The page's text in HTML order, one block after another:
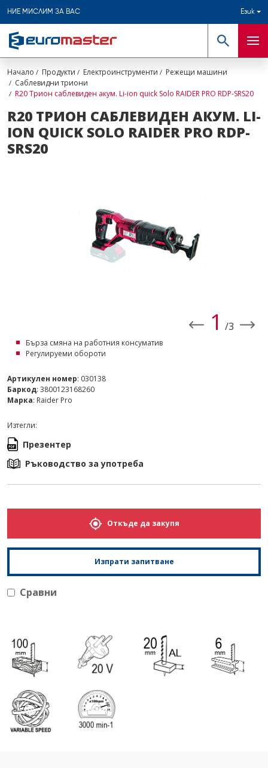
НИЕ МИСЛИМ ЗА ВАС Език
Търсене
Начало Продукти Електроинструменти
Режещи машини
Саблевидни триони
R20 Трион саблевиден акум. Li-ion quick Solo RAIDER PRO RDP-SRS20
R20 ТРИОН САБЛЕВИДЕН АКУМ. LI-
ION QUICK SOLO RAIDER PRO RDP-
SRS20
2 /3
Бърза смяна на работния консуматив
Регулируеми обороти
Артикулен номер: 030138
Баркод: 3800123168260
Марка: Raider Pro
Изтегли:
Презентер
Ръководство за употреба
Откъде да закупя
Изпрати запитване
Сравни